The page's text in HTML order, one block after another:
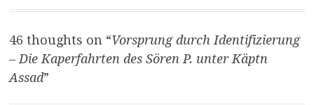
46 thoughts on “Vorsprung durch Identifizierung
– Die Kaperfahrten des Sören P. unter Käptn
Assad”